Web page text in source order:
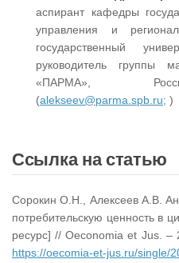
аспирант кафедры
управления и
государственный
руководитель группы
«ПАРМА»,
(alekseev@parma.spb.ru; )
Ссылка на статью
Сорокин О.Н., Алексеев А.В.
потребительскую ценность в
ресурс] // Oeconomia et Jus.
https://oecomia-et-jus.ru/single/